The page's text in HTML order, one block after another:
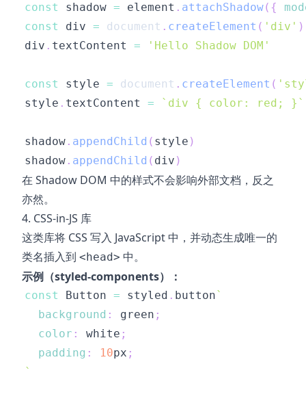
const shadow = element . attachShadow( {
const
div = document . createElement ( 'div' )
div . textContent = 'Hello Shadow DOM'
const style = document . createElement (
style . textContent = ` div { color: red; } `
shadow . appendChild ( style )
shadow . appendChild ( div )
在 Shadow DOM 中的样式不会影响外部文档，反之
亦然。
4. CSS-in-JS 库
这类库将 CSS 写入 JavaScript 中，并动态生成唯一的
类名插入到 <head> 中。
示例（styled-components）：
const Button = styled . button`
background : green ;
color : white ;
padding : 10px ;
`